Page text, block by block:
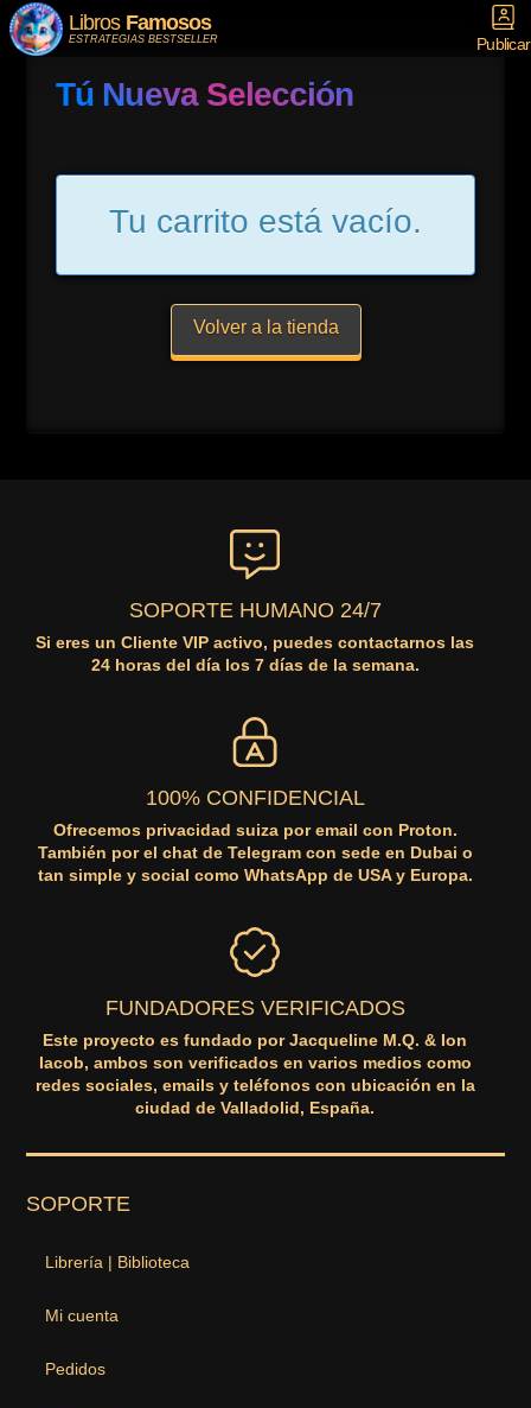
Libros Famosos
ESTRATEGIAS BESTSELLER Publicar
Tú Nueva Selección
Tu carrito está vacío.
Volver a la tienda
SOPORTE HUMANO 24/7
Si eres un Cliente VIP activo, puedes contactarnos las
24 horas del día los 7 días de la semana.
100% CONFIDENCIAL
Ofrecemos privacidad suiza por email con Proton.
También por el chat de Telegram con sede en Dubai o
tan simple y social como WhatsApp de USA y Europa.
FUNDADORES VERIFICADOS
Este proyecto es fundado por Jacqueline M.Q. & Ion
Iacob, ambos son verificados en varios medios como
redes sociales, emails y teléfonos con ubicación en la
ciudad de Valladolid, España.
SOPORTE
Librería | Biblioteca
Mi cuenta
Pedidos